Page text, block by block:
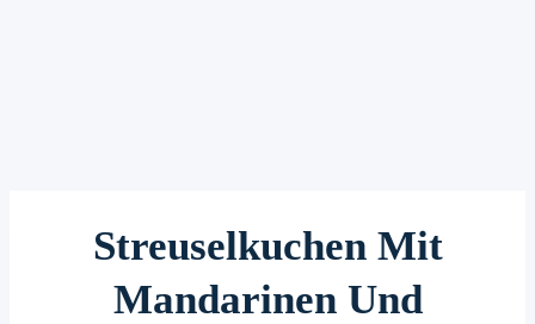
Streuselkuchen Mit
Mandarinen Und